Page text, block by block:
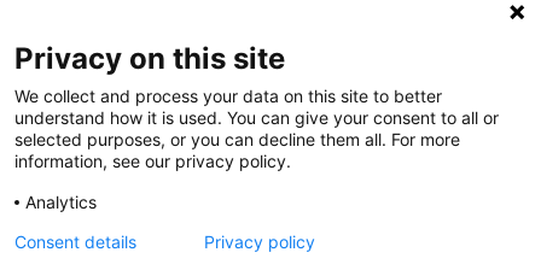
@CGTCatalunya
cgtcatalunya
CGTCatalunya
Privacy on this site
We collect and process your data on this site to better
understand how it is used. You can give your consent to all or
selected purposes, or you can decline them all. For more
information, see our privacy policy.
Analytics
Consent details
Privacy policy